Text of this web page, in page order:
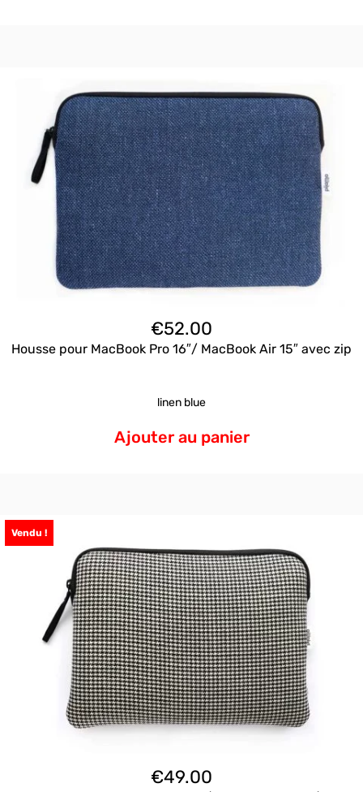
€52.00
Housse pour MacBook Pro 16″/ MacBook Air 15″ avec zip
linen blue
Ajouter au panier
Vendu !
€49.00